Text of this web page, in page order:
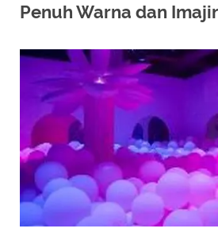
Penuh Warna dan